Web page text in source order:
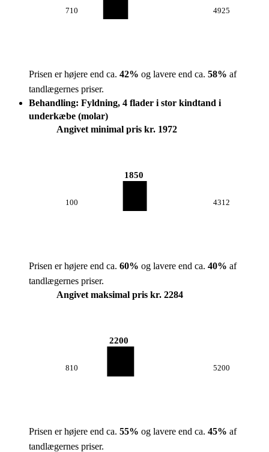
710 4925
Prisen er højere end ca. 42% og lavere end ca. 58% af
tandlægernes priser.
Behandling: Fyldning, 4 flader i stor kindtand i
underkæbe (molar)
Angivet minimal pris kr. 1972
100
1850
4312
Prisen er højere end ca. 60% og lavere end ca. 40% af
tandlægernes priser.
Angivet maksimal pris kr. 2284
810
2200
5200
Prisen er højere end ca. 55% og lavere end ca. 45% af
tandlægernes priser.